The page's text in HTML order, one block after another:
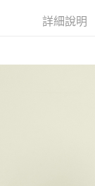
1.分期款項不併入
1.本服務係由「台
用戶於交易時，得
買賣價金債權讓與
2.基於同意付款使
資料（包含姓名、
由本公司與您本人
3.完整用戶服務條
【「AFTEE先享後
２．訂單成立數日
ATM／網路銀行／
※ 請注意：結帳手
購買商品的店家。
※ 交易是否成功請
是否繳費成功／繳
每筆NT$60，滿
詳細說明